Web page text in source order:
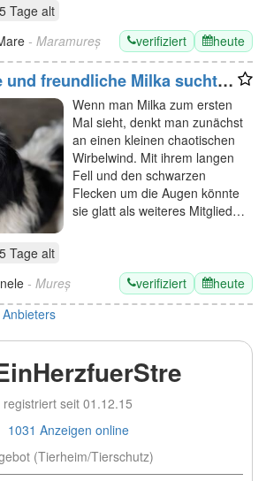
Tage alt
- Maramureș verifiziert heute
und freundliche Milka sucht
Wenn man Milka zum ersten
Mal sieht, denkt man zunächst
an einen kleinen chaotischen
Wirbelwind. Mit ihrem langen
Fell und den schwarzen
Flecken um die Augen könnte
sie glatt als weiteres Mitglied…
Tage alt
- Mureș verifiziert
heute
registriert seit 01.12.15
1031 Anzeigen online
(Tierheim/Tierschutz)